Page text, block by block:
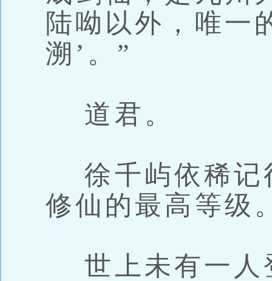
陆呦以外，唯一
溯’。”
道君。
徐千屿依稀记
修仙的最高等级
世上未有一人